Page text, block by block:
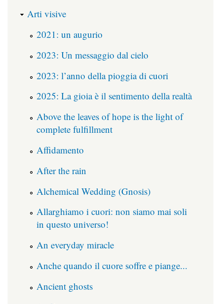
Arti visive
2021: un augurio
2023: Un messaggio dal cielo
2023: l’anno della pioggia di cuori
2025: La gioia è il sentimento della realtà
Above the leaves of hope is the light of
complete fulfillment
Affidamento
After the rain
Alchemical Wedding (Gnosis)
Allarghiamo i cuori: non siamo mai soli
in questo universo!
An everyday miracle
Anche quando il cuore soffre e piange...
Ancient ghosts